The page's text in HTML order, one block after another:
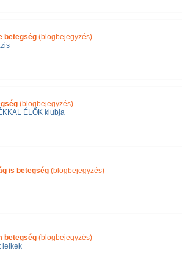
betegség (blogbejegyzés)
(blogbejegyzés)
ÉLŐK klubja
is betegség (blogbejegyzés)
betegség (blogbejegyzés)
lelkek